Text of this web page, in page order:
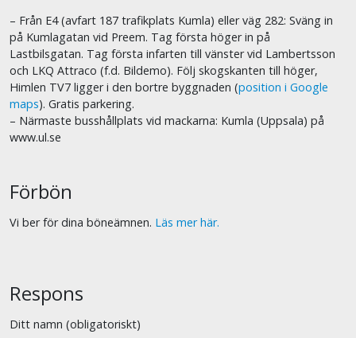
– Från E4 (avfart 187 trafikplats Kumla) eller väg 282: Sväng in
på Kumlagatan vid Preem. Tag första höger in på
Lastbilsgatan. Tag första infarten till vänster vid Lambertsson
och LKQ Attraco (f.d. Bildemo). Följ skogskanten till höger,
Himlen TV7 ligger i den bortre byggnaden (position i Google
maps). Gratis parkering.
– Närmaste busshållplats vid mackarna: Kumla (Uppsala) på
www.ul.se
Förbön
Vi ber för dina böneämnen. Läs mer här.
Respons
Ditt namn (obligatoriskt)